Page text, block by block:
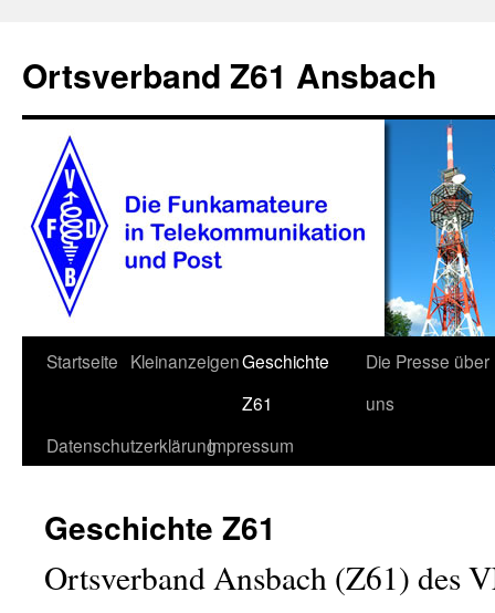
Ortsverband Z61 Ansbach
Zum
springen
Startseite KleinanzeigenGeschichte
Z61
Die Presse über
uns
DatenschutzerklärungImpressum
Geschichte Z61
Ortsverband Ansbach (Z61) des